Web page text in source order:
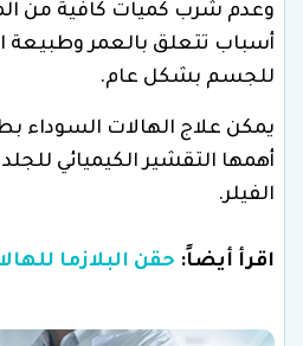
وعدم شرب كميات كافية من
أسباب تتعلق بالعمر وطبيعة
للجسم بشكل عام.
يمكن علاج الهالات السوداء
أهمها التقشير الكيميائي
الفيلر.
اقرأ أيضاً: حقن البلازما